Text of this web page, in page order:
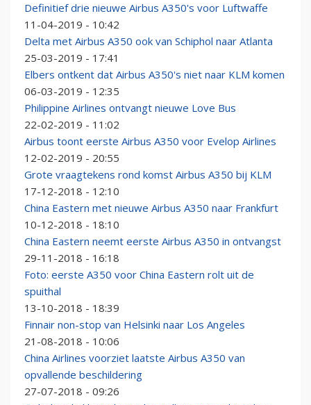
Definitief drie nieuwe Airbus A350's voor Luftwaffe
11-04-2019 - 10:42
Delta met Airbus A350 ook van Schiphol naar Atlanta
25-03-2019 - 17:41
Elbers ontkent dat Airbus A350's niet naar KLM komen
06-03-2019 - 12:35
Philippine Airlines ontvangt nieuwe Love Bus
22-02-2019 - 11:02
Airbus toont eerste Airbus A350 voor Evelop Airlines
12-02-2019 - 20:55
Grote vraagtekens rond komst Airbus A350 bij KLM
17-12-2018 - 12:10
China Eastern met nieuwe Airbus A350 naar Frankfurt
10-12-2018 - 18:10
China Eastern neemt eerste Airbus A350 in ontvangst
29-11-2018 - 16:18
Foto: eerste A350 voor China Eastern rolt uit de
spuithal
13-10-2018 - 18:39
Finnair non-stop van Helsinki naar Los Angeles
21-08-2018 - 10:06
China Airlines voorziet laatste Airbus A350 van
opvallende beschildering
27-07-2018 - 09:26